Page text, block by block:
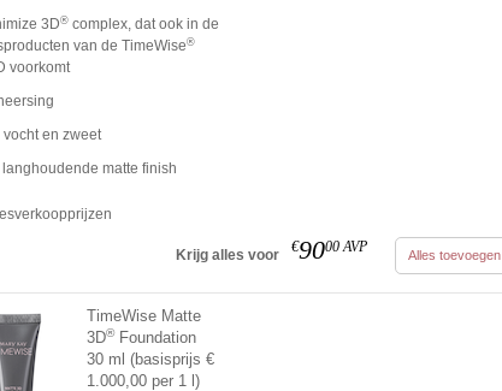
3D® complex, dat ook in de
van de TimeWise®
voorkomt
vocht en zweet
matte finish
Krijg alles voor €9000 AVP Alles toevoegen
TimeWise Matte
3D®Foundation
30 ml (basisprijs €
1.000,00 per 1 l)